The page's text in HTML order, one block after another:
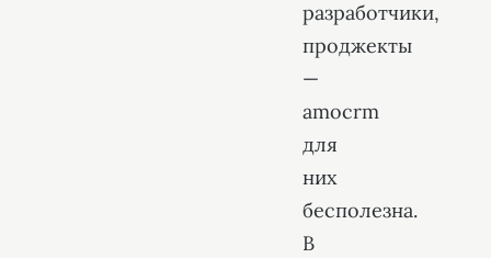
разработчики,
проджекты
—
amocrm
для
них
бесполезна.
В